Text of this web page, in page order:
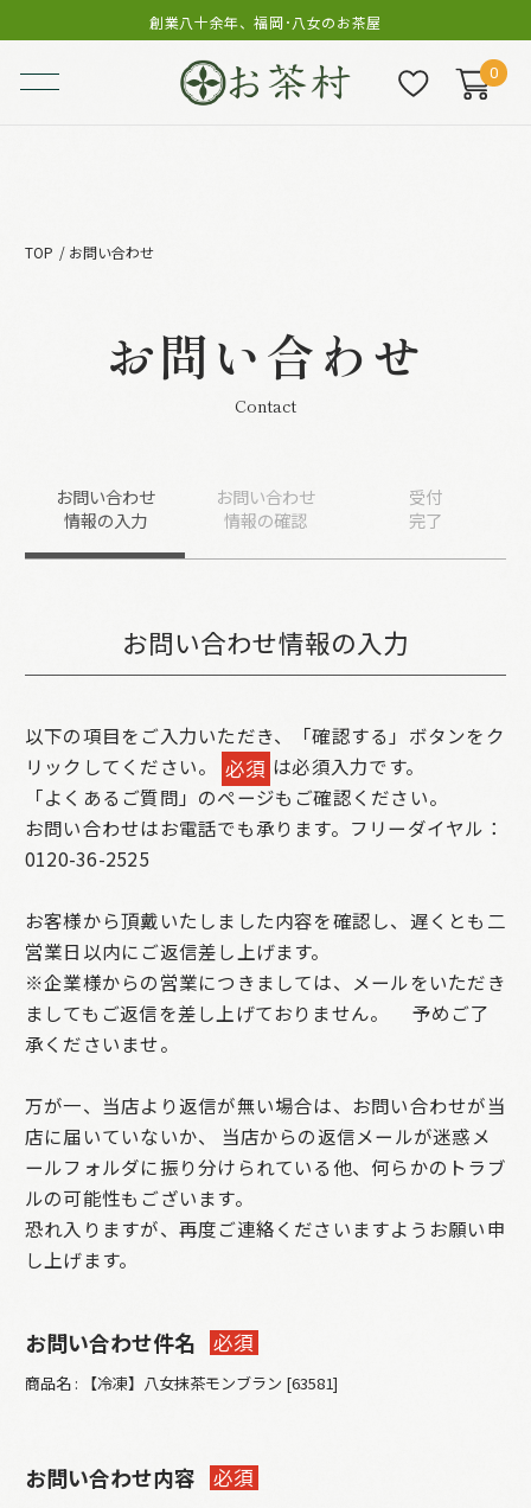
創業八十余年、福岡･八女のお茶屋
0
TOP お問い合わせ
お問い合わせ
Contact
お問い合わせ
情報の入力
お問い合わせ
情報の確認
受付
完了
お問い合わせ情報の入力
以下の項目をご入力いただき、「確認する」ボタンをク
リックしてください。
必須 は必須入力です。
「よくあるご質問」のページもご確認ください。
お問い合わせはお電話でも承ります。フリーダイヤル：
0120-36-2525
お客様から頂戴いたしました内容を確認し、遅くとも二
営業日以内にご返信差し上げます。
※企業様からの営業につきましては、メールをいただき
ましてもご返信を差し上げておりません。
予めご了
承くださいませ。
万が一、当店より返信が無い場合は、お問い合わせが当
店に届いていないか、
当店からの返信メールが迷惑メ
ールフォルダに振り分けられている他、何らかのトラブ
ルの可能性もございます。
恐れ入りますが、再度ご連絡くださいますようお願い申
し上げます。
お問い合わせ件名 必須
商品名 : 【冷凍】八女抹茶モンブラン [63581]
お問い合わせ内容 必須